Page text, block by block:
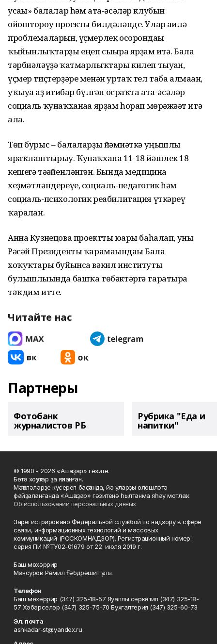
усағы» балалар һәм ата-әсәләр клубын
ойоштороу проекты билдәләнде. Улар ғаилә
проблемаларын, үҫмерлек осорондағы
ҡыйынлыҡтарҙы еңеп сығырға ярҙам итә. Бала
тәрбиәләүҙә ҡатмарлыҡтары килеп тыуған,
үҫмер тиҫтерҙәре менән уртаҡ тел таба алмаған,
уҡыуға аҙ иғтибар бүлгән осраҡта ата-әсәләр
социаль ҡунаҡханаға ярҙам һорап мөрәжәғәт итә
ала.
Төп бурыс – балаларҙы йәмғиәткә уңышлы
яраҡлаштырыу. Ҡунаҡхана 11-18 йәшлек 18
кешегә тәғәйенләнгән. Бында медицина
хеҙмәтләндереүе, социаль-педагогик һәм
социаль-психологик реабилитация үткәреү
ҡаралған.
Анна Кузнецова проектты юғары баһалап, уны
Рәсәй Президенты ҡарамағындағы Бала
хоҡуҡтары буйынса вәкил институты
булышлығында башҡа төбәктәргә таратырға
тәҡдим итте.
Читайте нас
Партнеры
Фотобанк
журналистов РБ
Рубрика "Еда и
напитки"
© 1990 - 2026 «Ашҡаҙар» гәзите.
Бөтә хоҡуҡтар ҙа яҡланған.
Мәҡәләләрҙе күсереп баҫҡанда, йә уларҙы өлөшләтә
файҙаланғанда «Ашҡаҙар» гәзитенә һылтанма яһау мотлаҡ.
Об использовании персональных данных
Зарегистрировано Федеральной службой по надзору в сфере
связи, информационных технологий и массовых
коммуникаций (РОСКОМНАДЗОР). Регистрационный номер:
серия ПИ №ТУ02-01679 от 22 июля 2019 г.
Баш мөхәррир
Мансуров Рәмил Ғәбдрәшит улы.
Телефон
Баш мөхәррир (347) 325-18-57 Яуаплы сәркәтип (347) 325-18-
57 Хәбәрселәр (347) 325-75-70 Бухгалтерия (347) 325-60-73
Эл. почта
ashkadar-st@yandex.ru